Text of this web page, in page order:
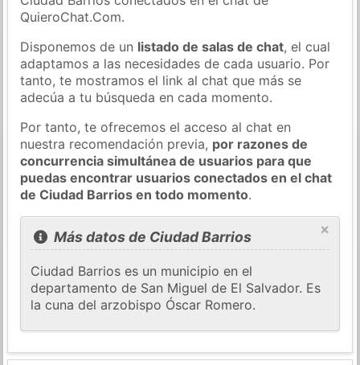
QuieroChat.Com.
Disponemos de un listado de salas de chat, el cual
adaptamos a las necesidades de cada usuario. Por
tanto, te mostramos el link al chat que más se
adecúa a tu búsqueda en cada momento.
Por tanto, te ofrecemos el acceso al chat en
nuestra recomendación previa, por razones de
concurrencia simultánea de usuarios para que
puedas encontrar usuarios conectados en el chat
de Ciudad Barrios en todo momento.
×
Más datos de Ciudad Barrios
Ciudad Barrios es un municipio en el
departamento de San Miguel de El Salvador. Es
la cuna del arzobispo Óscar Romero.